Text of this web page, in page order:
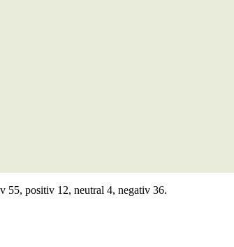
55, positiv 12, neutral 4, negativ 36.